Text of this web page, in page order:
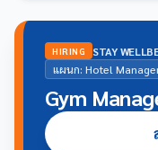
HIRING
STAY
แผนก: Hotel
Gym